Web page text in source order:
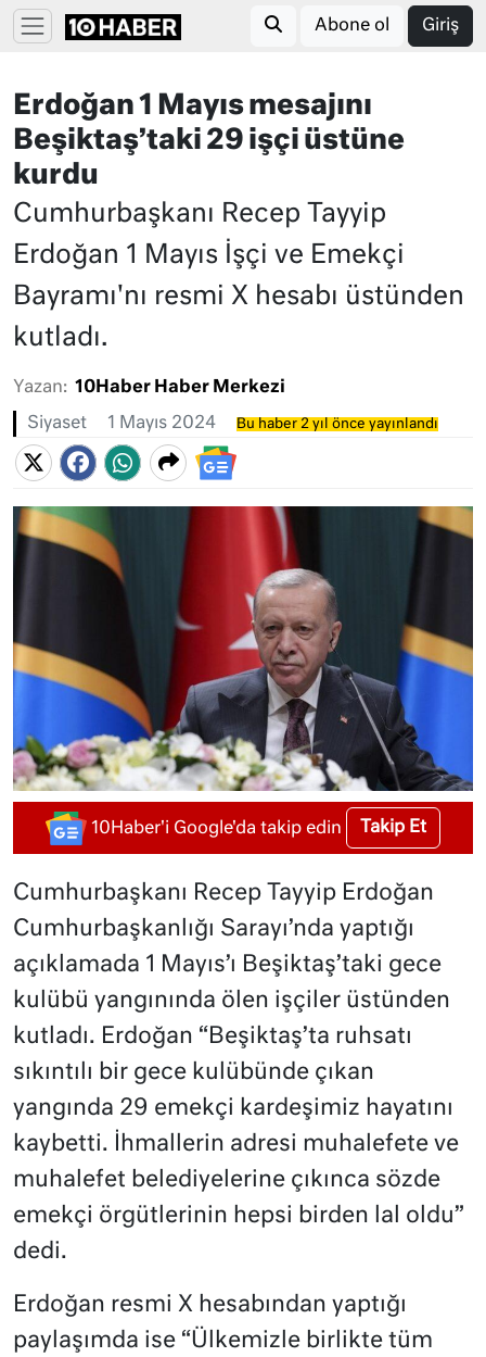
Abone ol Giriş
Erdoğan 1 Mayıs mesajını
Beşiktaş’taki 29 işçi üstüne
kurdu
Cumhurbaşkanı Recep Tayyip
Erdoğan 1 Mayıs İşçi ve Emekçi
Bayramı'nı resmi X hesabı üstünden
kutladı.
Yazan: 10Haber Haber Merkezi
Siyaset 1 Mayıs 2024 Bu haber 2 yıl önce yayınlandı
10Haber'i Google'da takip edin Takip Et
Cumhurbaşkanı Recep Tayyip Erdoğan
Cumhurbaşkanlığı Sarayı’nda yaptığı
açıklamada 1 Mayıs’ı Beşiktaş’taki gece
kulübü yangınında ölen işçiler üstünden
kutladı. Erdoğan “Beşiktaş’ta ruhsatı
sıkıntılı bir gece kulübünde çıkan
yangında 29 emekçi kardeşimiz hayatını
kaybetti. İhmallerin adresi muhalefete ve
muhalefet belediyelerine çıkınca sözde
emekçi örgütlerinin hepsi birden lal oldu”
dedi.
Erdoğan resmi X hesabından yaptığı
paylaşımda ise “Ülkemizle birlikte tüm